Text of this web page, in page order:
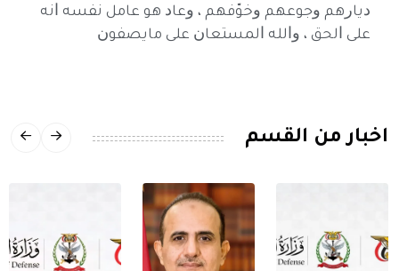
ﺩﻳﺎﺭﻫﻢ ﻭﺟﻮﻋﻬﻢ ﻭﺧﻮّﻓﻬﻢ ، ﻭﻋﺎﺩ ﻫﻮ ﻋﺎﻣﻞ ﻧﻔﺴﻪ ﺍﻧﻪ
ﻋﻠﻰ ﺍﻟﺤﻖ ، ﻭﺍﻟﻠﻪ ﺍﻟﻤﺴﺘﻌﺎﻥ ﻋﻠﻰ ﻣﺎﻳﺼﻔﻮﻥ
اخبار من القسم